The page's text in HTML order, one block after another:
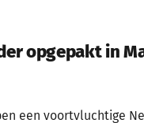
opgepakt in
een voortvluchtige